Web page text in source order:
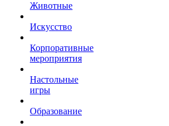
Животные
Искусство
Корпоративные
мероприятия
Настольные
игры
Образование